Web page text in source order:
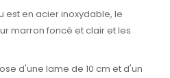
est en acier inoxydable, le
marron foncé et clair et les
d'une lame de 10 cm et d'un